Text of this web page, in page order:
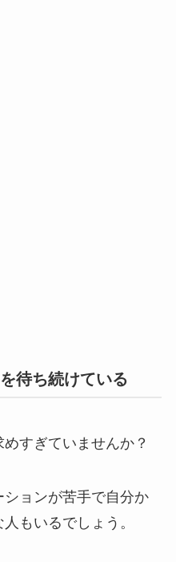
待ち続けている
すぎていませんか？
ョンが苦手で自分か
もいるでしょう。